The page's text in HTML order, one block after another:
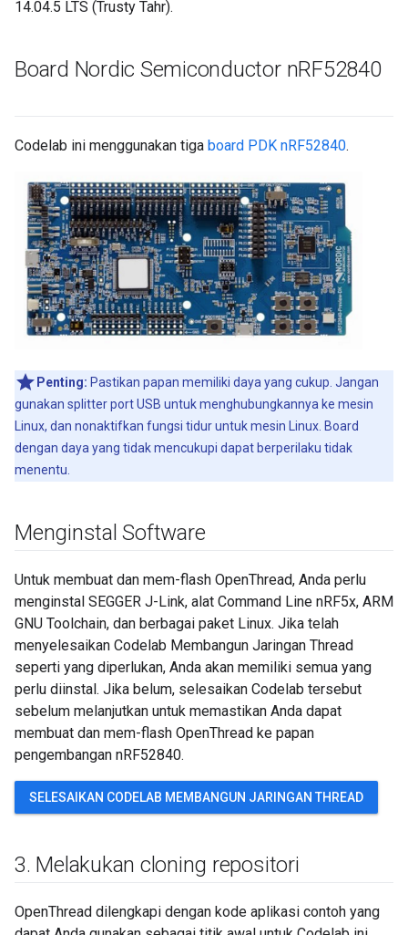
14.04.5 LTS (Trusty Tahr).
Board Nordic Semiconductor nRF52840
Codelab ini menggunakan tiga board PDK nRF52840.
Penting: Pastikan papan memiliki daya yang cukup. Jangan
gunakan splitter port USB untuk menghubungkannya ke mesin
Linux, dan nonaktifkan fungsi tidur untuk mesin Linux. Board
dengan daya yang tidak mencukupi dapat berperilaku tidak
menentu.
Menginstal Software
Untuk membuat dan mem-flash OpenThread, Anda perlu
menginstal SEGGER J-Link, alat Command Line nRF5x, ARM
GNU Toolchain, dan berbagai paket Linux. Jika telah
menyelesaikan Codelab Membangun Jaringan Thread
seperti yang diperlukan, Anda akan memiliki semua yang
perlu diinstal. Jika belum, selesaikan Codelab tersebut
sebelum melanjutkan untuk memastikan Anda dapat
membuat dan mem-flash OpenThread ke papan
pengembangan nRF52840.
SELESAIKAN CODELAB MEMBANGUN JARINGAN THREAD
3. Melakukan cloning repositori
OpenThread dilengkapi dengan kode aplikasi contoh yang